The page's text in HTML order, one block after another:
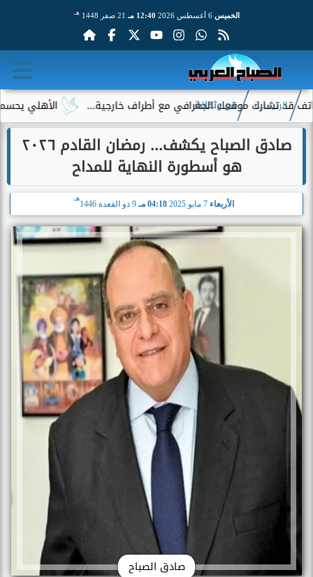
الخميس 6 أغسطس 2026 12:40 مـ 21 صفر 1448 هـ
الأهلي يحسم موقعك الجغرافي مع أطراف خارجية...
الرئيسية فن وثقافة
صادق الصباح يكشف... رمضان القادم ٢٠٢٦
هو أسطورة النهاية للمداح
الأربعاء 7 مايو 2025 04:18 مـ 9 ذو القعدة 1446
هـ
صادق الصباح